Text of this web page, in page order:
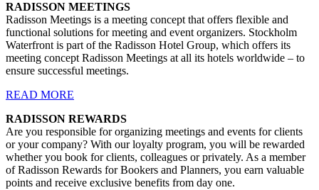
RADISSON MEETINGS
Radisson Meetings is a meeting concept that offers flexible and
functional solutions for meeting and event organizers. Stockholm
Waterfront is part of the Radisson Hotel Group, which offers its
meeting concept Radisson Meetings at all its hotels worldwide – to
ensure successful meetings.
READ MORE
RADISSON REWARDS
Are you responsible for organizing meetings and events for clients
or your company? With our loyalty program, you will be rewarded
whether you book for clients, colleagues or privately. As a member
of Radisson Rewards for Bookers and Planners, you earn valuable
points and receive exclusive benefits from day one.